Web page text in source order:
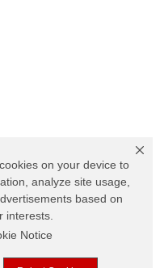
on your device to
analyze site usage,
based on
interests.
Notice